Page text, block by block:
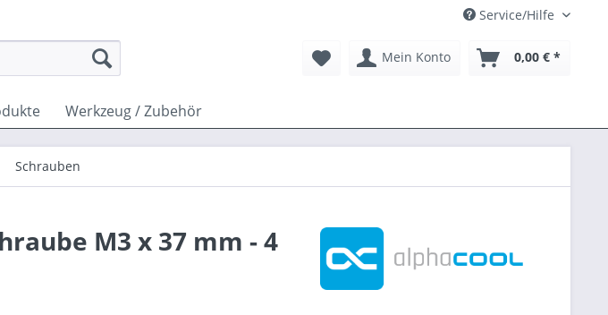
Service/Hilfe
Mein Konto 0,00 € *
Werkzeug / Zubehör
Schrauben
M3 x 37 mm - 4